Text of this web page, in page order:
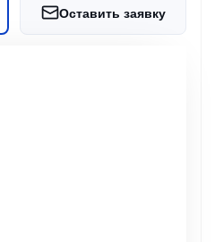
Оставить заявку